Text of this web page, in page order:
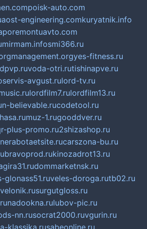
poisk-auto.com
ost-engineering.comkuryatnik.info
poremontuavto.com
mirmam.infosmi366.ru
yes-fitness.ru
voda-otri.rutishinapve.ru
avgust.rulord-tv.ru
lordfilm7.rulordfilm13.ru
believable.rucodetool.ru
muz-1.rugooddver.ru
plus-promo.ru2shizashop.ru
nerabotaetsite.rucarszona-bu.ru
bravoprod.rukinozadrot13.ru
dommarketnsk.ru
glonass51.ruveles-doroga.rutb02.ru
velonik.rusurgutgloss.ru
nadookna.rulubov-pic.ru
nn.rusocrat2000.ruvgurin.ru
klassika.rusabeonline.ru